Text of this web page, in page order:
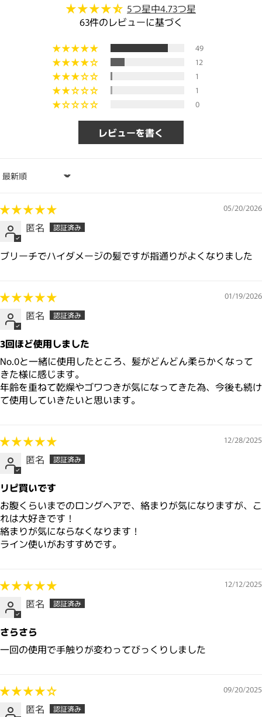
5つ星中4.73つ星
63件のレビューに基づく
49
12
1
1
0
レビューを書く
Sort by
05/20/2026
匿名
ブリーチでハイダメージの髪ですが指通りがよくなりました
01/19/2026
匿名
3回ほど使用しました
No.0と一緒に使用したところ、髪がどんどん柔らかくなって
きた様に感じます。
年齢を重ねて乾燥やゴワつきが気になってきた為、今後も続け
て使用していきたいと思います。
12/28/2025
匿名
リピ買いです
お腹くらいまでのロングヘアで、絡まりが気になりますが、こ
れは大好きです！
絡まりが気にならなくなります！
ライン使いがおすすめです。
12/12/2025
匿名
さらさら
一回の使用で手触りが変わってびっくりしました
09/20/2025
匿名